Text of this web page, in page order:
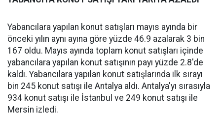
Yabancılara yapılan konut satışları mayıs ayında bir
önceki yılın aynı ayına göre yüzde 46.9 azalarak 3 bin
167 oldu. Mayıs ayında toplam konut satışları içinde
yabancılara yapılan konut satışının payı yüzde 2.8'de
kaldı. Yabancılara yapılan konut satışlarında ilk sırayı
bin 245 konut satışı ile Antalya aldı. Antalya'yı sırasıyla
934 konut satışı ile İstanbul ve 249 konut satışı ile
Mersin izledi.